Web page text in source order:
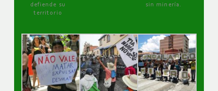
defiende su
territorio
sin minería.